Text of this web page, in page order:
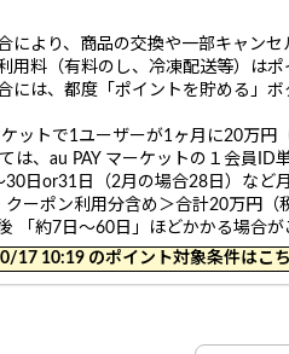
により、商品の交換や一部キャン
料（有料のし、冷凍配送等）はポ
には、都度「ポイントを貯める」
ットで1ユーザーが1ヶ月に20万円
、au PAY マーケットの１会員ID
日or31日（2月の場合28日）など
ーポン利用分含め＞合計20万円（
「約7日～60日」ほどかかる場合が
10:19 のポイント対象条件はこ